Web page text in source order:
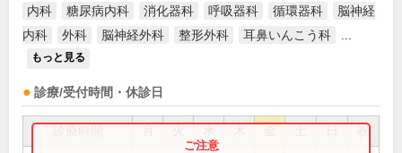
内科 糖尿病内科 消化器科 呼吸器科 循環器科
脳神経
内科
外科 脳神経外科 整形外科 耳鼻いんこう科
もっと見る
診療/受付時間・休診日
祝